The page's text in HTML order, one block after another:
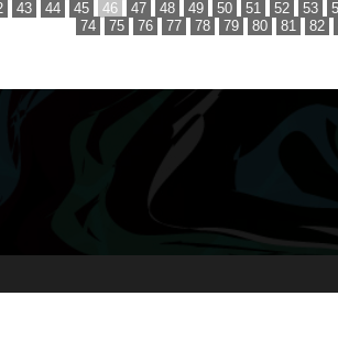
43 44 45 46 47 48 49 50 51 52 53
74
75 76 77 78 79 80 81 82